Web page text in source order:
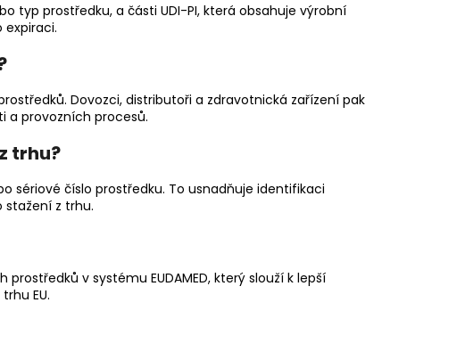
typ prostředku, a části UDI-PI, která obsahuje výrobní
expiraci.
Dovozci, distributoři a zdravotnická zařízení pak
a provozních procesů.
trhu?
sériové číslo prostředku. To usnadňuje identifikaci
z trhu.
v systému EUDAMED, který slouží k lepší
EU.